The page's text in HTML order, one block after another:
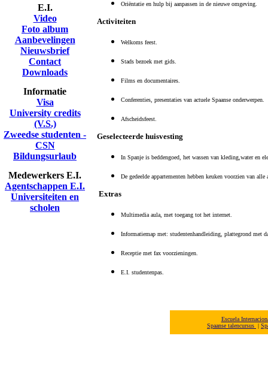
E.I.
Video
Foto album
Aanbevelingen
Nieuwsbrief
Contact
Downloads
Informatie
Visa
University credits
(V.S.)
Zweedse studenten -
CSN
Bildungsurlaub
Medewerkers E.I.
Agentschappen E.I.
Universiteiten en
scholen
Oriëntatie en hulp bij aanpassen in de nieuwe omgeving.
Activiteiten
Welkoms feest.
Stads bezoek met gids.
Films en documentaires.
Conferenties, presentaties van actuele Spaanse onderwerpen.
Afscheidsfeest.
Geselecteerde huisvesting
In Spanje is beddengoed, het wassen van kleding,water en
De gedeelde appartementen hebben keuken voorzien van
Extras
Multimedia aula, met toegang tot het internet.
Informatiemap met: studentenhandleiding, plattegrond met
Receptie met fax voorzieningen.
E.I. studentenpas.
Escuela
Spaanse talencursus |